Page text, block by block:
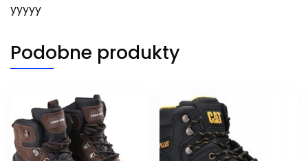
yyyyy
Podobne produkty